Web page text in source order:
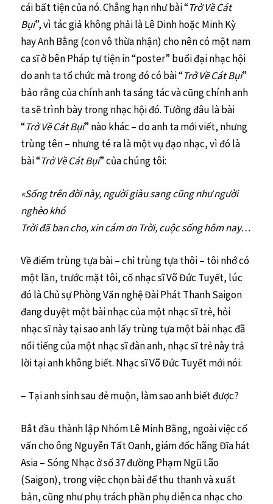
cái bất tiện của nó. Chẳng hạn như bài “Trở Về Cát
Bụi”, vì tác giả không phải là Lê Dinh hoặc Minh Kỳ
hay Anh Bằng (con vô thừa nhận) cho nên có một nam
ca sĩ ở bên Pháp tự tiện in “poster” buổi đại nhạc hội
do anh ta tổ chức mà trong đó có bài “Trở Về Cát Bụi”
bảo rằng của chính anh ta sáng tác và cũng chính anh
ta sẽ trình bày trong nhạc hội đó. Tưởng đâu là bài
“Trở Về Cát Bụi” nào khác – do anh ta mới viết, nhưng
trùng tên – nhưng té ra là một vụ đạo nhạc, vì đó là
bài “Trở Về Cát Bụi” của chúng tôi:
«Sống trên đời này, người giàu sang cũng như người
nghèo khó
Trời đã ban cho, xin cám ơn Trời, cuộc sống hôm nay…
Về điểm trùng tựa bài – chỉ trùng tựa thôi – tôi nhớ có
một lần, trước mặt tôi, cố nhạc sĩ Võ Đức Tuyết, lúc
đó là Chủ sự Phòng Văn nghệ Đài Phát Thanh Saigon
đang duyệt một bài nhạc của một nhạc sĩ trẻ, hỏi
nhạc sĩ này tại sao anh lấy trùng tựa một bài nhạc đã
nổi tiếng của một nhạc sĩ đàn anh, nhạc sĩ trẻ này trả
lời tại anh không biết. Nhạc sĩ Võ Đức Tuyết mới nói:
– Tại anh sinh sau đẻ muộn, làm sao anh biết được?
Bắt đầu thành lập Nhóm Lê Minh Bằng, ngoài việc cố
vấn cho ông Nguyễn Tất Oanh, giám đốc hãng Đĩa hát
Asia – Sóng Nhạc ở số 37 đường Phạm Ngũ Lão
(Saigon), trong việc chọn bài để thu thanh và xuất
bản, cũng như phụ trách phần phụ diễn ca nhạc cho